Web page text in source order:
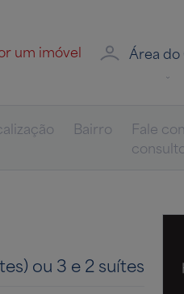
Área do
Bairro
Fale
ou 3 e 2 suítes